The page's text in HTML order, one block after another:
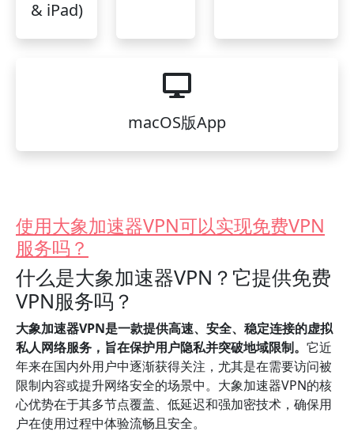
& iPad)
macOS版App
使用大象加速器VPN可以实现免费VPN
服务吗？
什么是大象加速器VPN？它提供免费
VPN服务吗？
大象加速器VPN是一款提供高速、安全、稳定连接的虚拟
私人网络服务，旨在保护用户隐私并突破地域限制。 它近
年来在国内外用户中逐渐获得关注，尤其是在需要访问被
限制内容或提升网络安全的场景中。大象加速器VPN的核
心优势在于其多节点覆盖、低延迟和强加密技术，确保用
户在使用过程中体验流畅且安全。